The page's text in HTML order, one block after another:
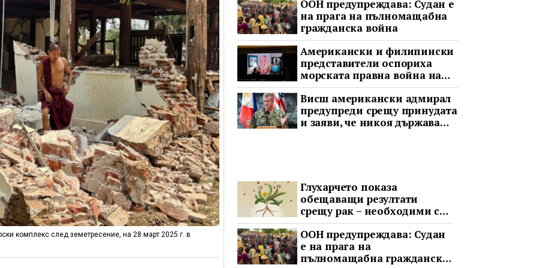
комплекс след земетресение, на 28 март 2025 г. в
ООН предупреждава: Судан е
на прага на пълномащабна
гражданска война
Американски и филипински
представители оспориха
морската правна война на
Пекин
Висш американски адмирал
предупреди срещу принудата
и заяви, че никоя държава
Глухарчето показа
обещаващи резултати
срещу рак – необходими са
изпитания с хора
ООН предупреждава: Судан
е на прага на
пълномащабна гражданска